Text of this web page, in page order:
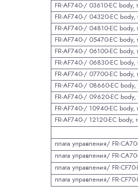
FR-AF740-/ 03610-EC body,
FR-AF740-/ 04320-EC body,
FR-AF740-/ 04810-EC body,
FR-AF740-/ 05470-EC body,
FR-AF740-/ 06100-EC body,
FR-AF740-/ 06830-EC body,
FR-AF740-/ 07700-EC body,
FR-AF740-/ 08660-EC
FR-AF740-/ 09620-EC
FR-AF740-/ 10940-EC body,
FR-AF740-/ 12120-EC body,
плата управления/ FR-
плата управления/ FR-
плата управления/ FR-
плата управления/ FR-